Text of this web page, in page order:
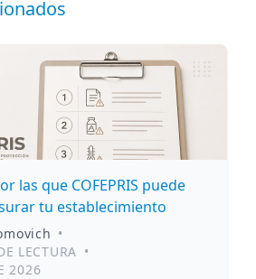
las que COFEPRIS puede
tu establecimiento
•
LECTURA •
2026